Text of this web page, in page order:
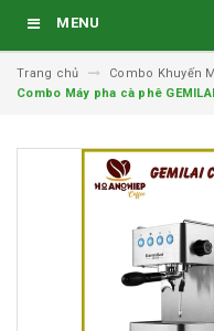
MENU
Trang chủ
Combo Khuyến
Combo Máy pha cà phê